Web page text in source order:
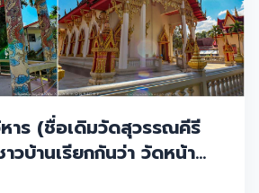
าร (ชื่อเดิมวัดสุวรรณคีรี
วบ้านเรียกกันว่า วัดหน้า